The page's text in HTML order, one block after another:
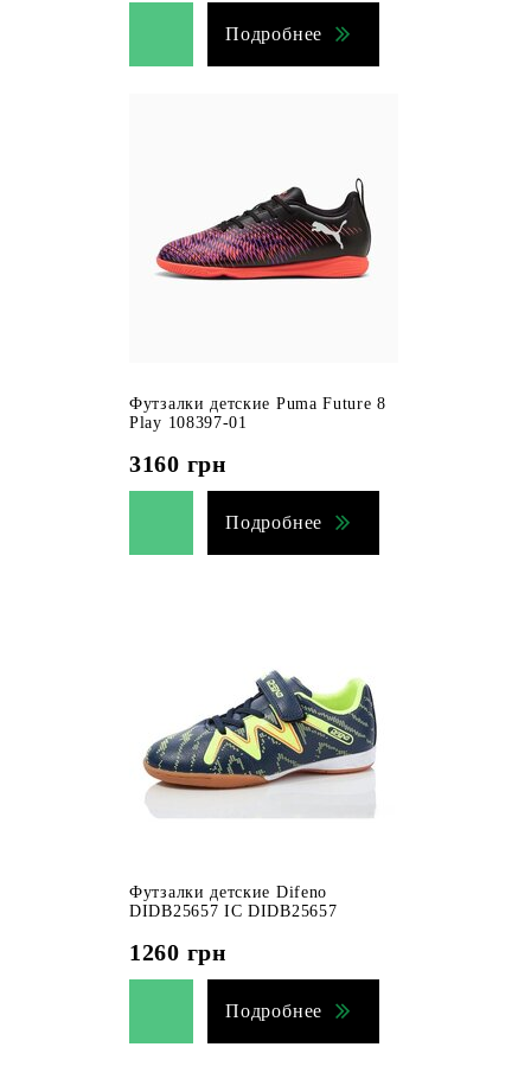
Подробнее
Футзалки детские Puma Future 8
Play 108397-01
3160 грн
Подробнее
Футзалки детские Difeno
DIDB25657 IC DIDB25657
1260 грн
Подробнее